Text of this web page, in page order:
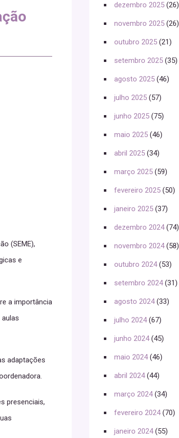
(SEME),
e
a importância
adaptações
presenciais,
dezembro 2025 (26)
novembro 2025 (26)
outubro 2025 (21)
setembro 2025 (35)
agosto 2025 (46)
julho 2025 (57)
junho 2025 (75)
maio 2025 (46)
abril 2025 (34)
março 2025 (59)
fevereiro 2025 (50)
janeiro 2025 (37)
dezembro 2024(74)
novembro 2024(58)
outubro 2024(53)
setembro 2024(31)
agosto 2024(33)
julho 2024(67)
junho 2024(45)
maio 2024(46)
abril 2024(44)
março 2024(34)
fevereiro 2024(70)
janeiro 2024(55)